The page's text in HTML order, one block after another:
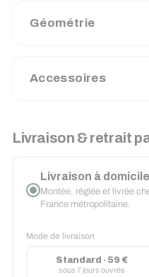
Géométrie
Accessoires
Livraison & retrait
Livraison à domicile
Montée, réglée et livrée
France métropolitaine.
Mode de livraison
Standard · 59 €
sous 7 jours ouvrés